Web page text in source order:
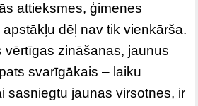
attieksmes, ģimenes
dēļ nav tik vienkārša.
vērtīgas zināšanas, jaunus
svarīgākais – laiku
sasniegtu jaunas virsotnes, ir